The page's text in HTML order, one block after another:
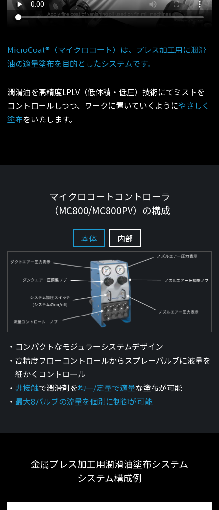
MicroCoat®（マイクロコート）は、プレス加工用に潤滑
油の適量塗布を目的としたシステムです。
潤滑油を高精度LPLV（低体積・低圧）技術にてミストを
コントロールしつつ、ワークに置いていくようにやさしく
塗布をいたします。
マイクロコートコントローラ
（MC800/MC800PV）の構成
本体 内部
コンパクトなモジュラーシステムデザイン
高精度フローコントロールからスプレーバルブに液量を
細かくコントロール
非接触で潤滑剤を均一/定量で適量な塗布が可能
最大8バルブの流量を個別に制御が可能
金属プレス加工用潤滑油塗布システム
システム構成例